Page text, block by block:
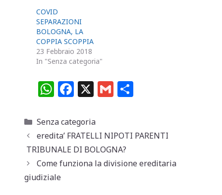
COVID
SEPARAZIONI
BOLOGNA, LA
COPPIA SCOPPIA
23 Febbraio 2018
In "Senza categoria"
W
at
s
A
p
p
F
c
e
b
o
X G
l di
di
Categorie
Senza categoria
eredita’ FRATELLI NIPOTI PARENTI
TRIBUNALE DI BOLOGNA?
Come funziona la divisione ereditaria
giudiziale